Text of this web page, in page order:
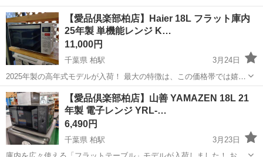
【愛品倶楽部柏店】Haier 18L フラット庫内
25年製 単機能レンジ K…
11,000円
千葉県 柏駅
3月24日
2025年製の高年式モデルが入荷！ 最大の特徴は、この価格帯では嬉し
い「フラット庫内」！ 回転皿がないから、大きなお弁当も引っかから
ずにムラなく温められます。 お手入れもサッと拭くだけで完了。 「コ
ンビニ」ボ...
千葉 柏市 柏駅 キッチン家電
【愛品倶楽部柏店】山善 YAMAZEN 18L 21
年製 電子レンジ YRL-…
6,490円
千葉県 柏駅
3月23日